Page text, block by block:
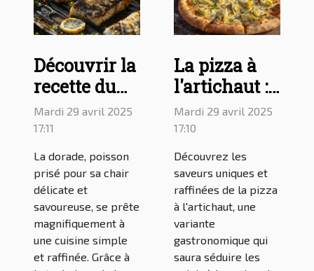
Découvrir la
recette du
filet de
dorade à la
plancha
Mardi 29 avril 2025
17:11
La dorade, poisson
prisé pour sa chair
délicate et
savoureuse, se prête
magnifiquement à
une cuisine simple
et raffinée. Grâce à
La pizza à
l'artichaut :
une
délicieuse
variante à
découvrir
Mardi 29 avril 2025
17:10
Découvrez les
saveurs uniques et
raffinées de la pizza
à l'artichaut, une
variante
gastronomique qui
saura séduire les